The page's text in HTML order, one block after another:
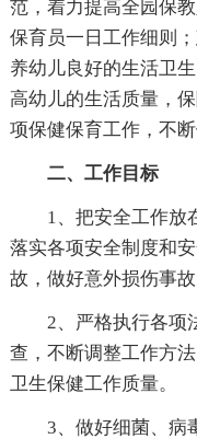
范，着力提高全园保
保育员一日工作细则
养幼儿良好的生活卫
高幼儿的生活质量，
项保健保育工作，不
二、工作目标
1、把安全工作放
落实各项安全制度和
故，做好意外损伤事
2、严格执行各项
查，不断调整工作方
卫生保健工作质量。
3、做好细菌、病